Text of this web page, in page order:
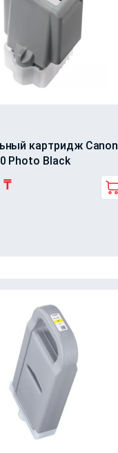
картридж Canon
Photo Black
₸